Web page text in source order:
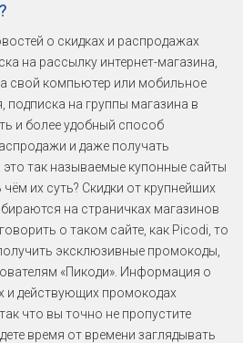
о скидках и распродажах
на рассылку интернет-магазина,
свой компьютер или мобильное
подписка на группы магазина в
и более удобный способ
и даже получать
так называемые купонные сайты
их суть? Скидки от крупнейших
на страничках магазинов
о таком сайте, как Picodi, то
эксклюзивные промокоды,
«Пикоди». Информация о
и действующих промокодах
что вы точно не пропустите
время от времени заглядывать